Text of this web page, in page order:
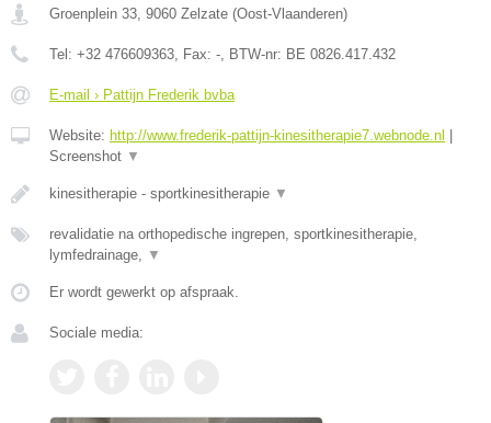
Groenplein 33 9060 Zelzate (Oost-Vlaanderen)
Tel: +32 476609363 , Fax: - , BTW-nr: BE 0826.417.432
E-mail › Pattijn Frederik bvba
Website: http://www.frederik-pattijn-kinesitherapie7.webnode.nl |
Screenshot ▼
kinesitherapie - sportkinesitherapie ▼
revalidatie na orthopedische ingrepen, sportkinesitherapie,
lymfedrainage,
▼
Er wordt gewerkt op afspraak.
Sociale media: